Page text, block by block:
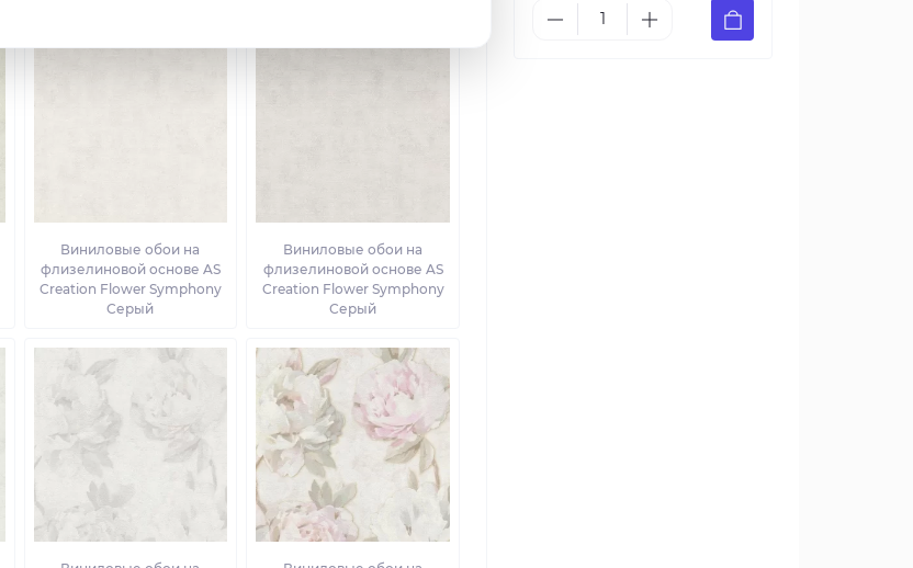
Виниловые обои на
флизелиновой основе AS
Creation Flower Symphony
Серый
Виниловые обои на
флизелиновой основе AS
Creation Flower Symphony
Серый